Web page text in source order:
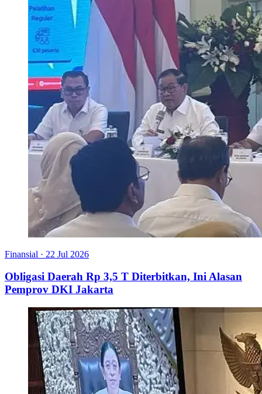
Finansial · 22 Jul 2026
Obligasi Daerah Rp 3,5 T Diterbitkan, Ini Alasan
Pemprov DKI Jakarta